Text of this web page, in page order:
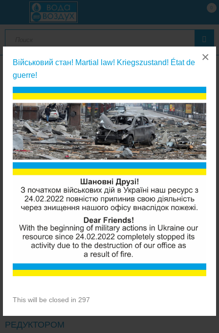
Військовий стан! Martial law! Kriegszustand! État de
guerre!
This will be closed in 296
×
0
Промывные фильтры
Honeywell FK06-1AA промывной фильтр с редуктором
РЕДУКТОРОМ